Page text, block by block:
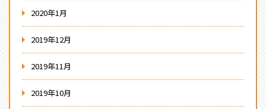
2020年1月
2019年12月
2019年11月
2019年10月